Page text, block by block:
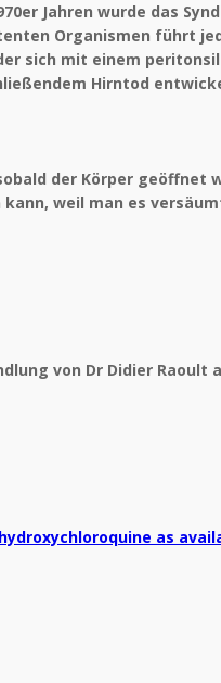
Jahren wurde das
Organismen führt
sich mit einem
Hirntod
der Körper geöffnet
weil man es
von Dr Didier Raoult
as